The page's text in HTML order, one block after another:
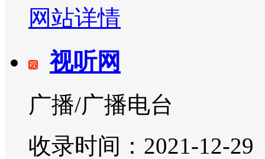
网站详情
视听网
广播/广播电台
收录时间：2021-12-29